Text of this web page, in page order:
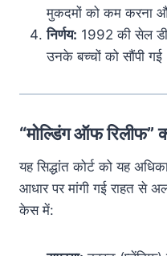
मुकदमों को कम करना
निर्णय: 1992 की सेल
उनके बच्चों को सौंपी
“मोल्डिंग ऑफ रिलीफ”
यह सिद्धांत कोर्ट को यह
आधार पर मांगी गई राहत से
केस में: